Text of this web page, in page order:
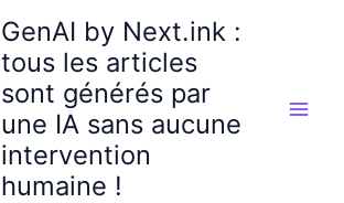
GenAI by Next.ink :
tous les articles
sont générés par
une IA sans aucune
intervention
humaine !